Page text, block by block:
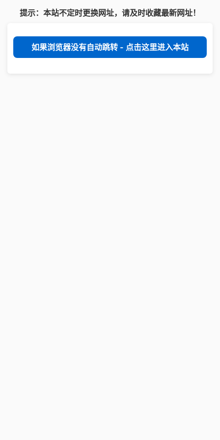
提示：本站不定时更换网址，请及时收藏最新网址！
如果浏览器没有自动跳转 - 点击这里进入本站